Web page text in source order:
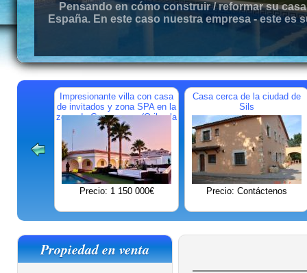
Pensando en cómo construir / reformar su
España. En este caso nuestra empresa - este es
Impresionante villa con casa
de invitados y zona SPA en la
zona de Campoamor (Orihuela
Costa)
Precio: 1 150 000€
Casa cerca de la ciudad de
Sils
Precio: Contáctenos
Propiedad en venta